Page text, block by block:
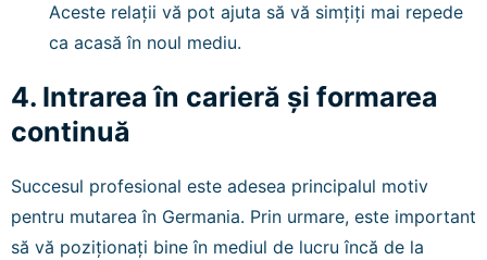
Aceste relații vă pot ajuta să vă simțiți mai repede
ca acasă în noul mediu.
4. Intrarea în carieră și formarea
continuă
Succesul profesional este adesea principalul motiv
pentru mutarea în Germania. Prin urmare, este important
să vă poziționați bine în mediul de lucru încă de la